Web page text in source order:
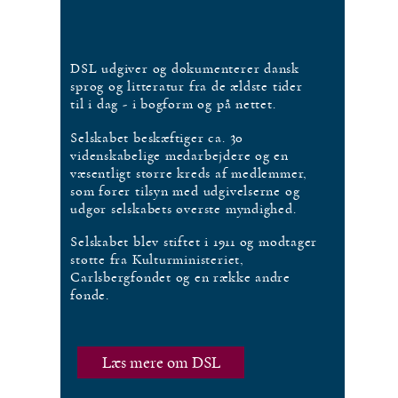
DSL udgiver og dokumenterer dansk
sprog og litteratur fra de ældste tider
til i dag - i bogform og på nettet.
Selskabet beskæftiger ca. 30
videnskabelige medarbejdere og en
væsentligt større kreds af medlemmer,
som fører tilsyn med udgivelserne og
udgør selskabets øverste myndighed.
Selskabet blev stiftet i 1911 og modtager
støtte fra Kulturministeriet,
Carlsbergfondet og en række andre
fonde.
Læs mere om DSL